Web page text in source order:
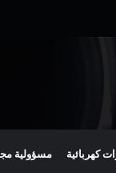
كهربائية مسؤولية